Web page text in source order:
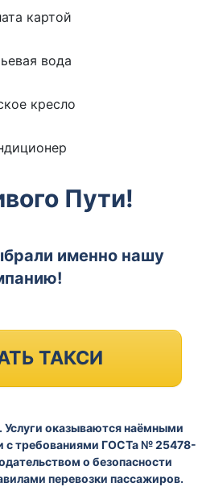
Пути!
именно нашу
ТАКСИ
оказываются наёмными
с требованиями ГОСТа № 25478-
о безопасности
перевозки пассажиров.